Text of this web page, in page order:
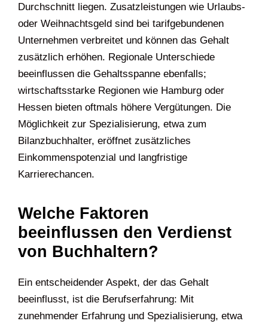
Durchschnitt liegen. Zusatzleistungen wie Urlaubs-
oder Weihnachtsgeld sind bei tarifgebundenen
Unternehmen verbreitet und können das Gehalt
zusätzlich erhöhen. Regionale Unterschiede
beeinflussen die Gehaltsspanne ebenfalls;
wirtschaftsstarke Regionen wie Hamburg oder
Hessen bieten oftmals höhere Vergütungen. Die
Möglichkeit zur Spezialisierung, etwa zum
Bilanzbuchhalter, eröffnet zusätzliches
Einkommenspotenzial und langfristige
Karrierechancen.
Welche Faktoren
beeinflussen den Verdienst
von Buchhaltern?
Ein entscheidender Aspekt, der das Gehalt
beeinflusst, ist die Berufserfahrung: Mit
zunehmender Erfahrung und Spezialisierung, etwa